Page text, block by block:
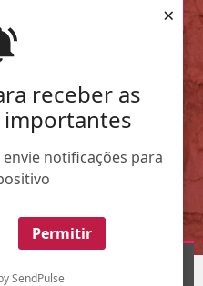
receber as
importantes
notificações para
Permitir
SendPulse
×